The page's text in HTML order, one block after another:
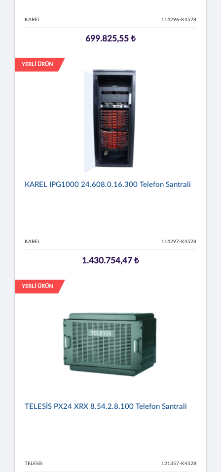
KAREL 114296-K4528
699.825,55 ₺
YERLİ ÜRÜN
KAREL IPG1000 24.608.0.16.300 Telefon Santrali
KAREL 114297-K4528
1.430.754,47 ₺
YERLİ ÜRÜN
TELESİS PX24 XRX 8.54.2.8.100 Telefon Santrali
TELESİS 121357-K4528